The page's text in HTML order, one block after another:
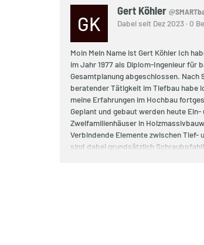
GK
Gert Köhler
Dabei seit Dez 2023 · 0
Moin Mein Name ist Gert Köhler Ich
im Jahr 1977 als Diplom-Ingenieur für
Gesamtplanung abgeschlossen. Nach
beratender Tätigkeit im Tiefbau habe
meine Erfahrungen im Hochbau
Geplant und gebaut werden heute Ein-
Zweifamilienhäuser in
Verbindende Elemente zwischen Tief-
sind dabei grundsätzlich
umzubauen und können an anderen